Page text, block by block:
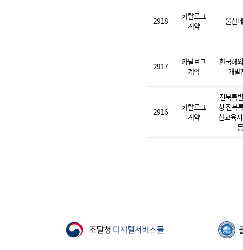
2918
카탈로그
계약
울산
2917
카탈로그
계약
한국해
개발
2916
카탈로그
계약
전북특
청 전북
산교육